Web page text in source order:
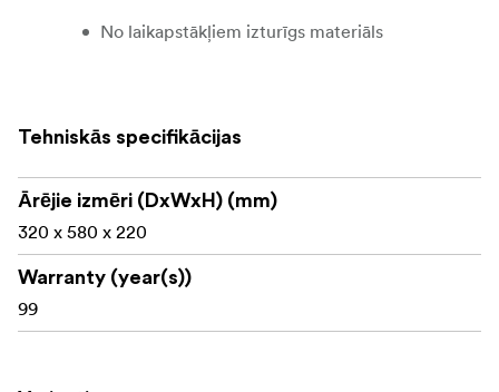
No laikapstākļiem izturīgs materiāls
Tehniskās specifikācijas
Ārējie izmēri (DxWxH) (mm)
320 x 580 x 220
Warranty (year(s))
99